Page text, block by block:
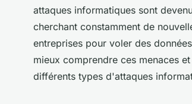
attaques informatiques sont
cherchant constamment de
entreprises pour voler des
mieux comprendre ces menaces
différents types d'attaques